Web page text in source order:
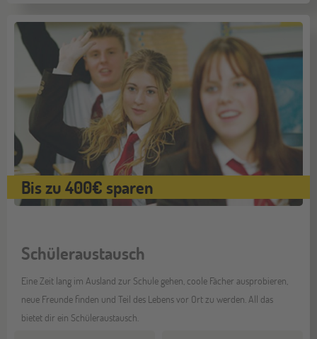
Bis zu 400€ sparen
Schüleraustausch
Eine Zeit lang im Ausland zur Schule gehen, coole Fächer ausprobieren,
neue Freunde finden und Teil des Lebens vor Ort zu werden. All das
bietet dir ein Schüleraustausch.